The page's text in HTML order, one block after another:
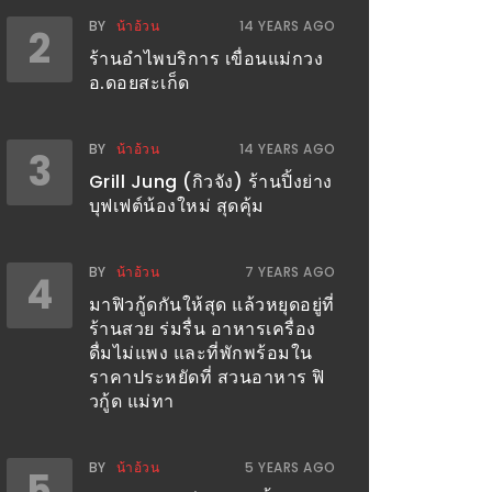
2 BY น้าอ้วน 14 YEARS AGO
ร้านอำไพบริการ เขื่อนแม่กวง
อ.ดอยสะเก็ด
3 BY น้าอ้วน 14 YEARS AGO
Grill Jung (กิวจัง) ร้านปิ้งย่าง
บุฟเฟต์น้องใหม่ สุดคุ้ม
4 BY น้าอ้วน 7 YEARS AGO
มาฟิวกู้ดกันให้สุด แล้วหยุดอยู่ที่
ร้านสวย ร่มรื่น อาหารเครื่อง
ดื่มไม่แพง และที่พักพร้อมใน
ราคาประหยัดที่ สวนอาหาร ฟิ
วกู้ด แม่ทา
BY น้าอ้วน 5 YEARS AGO